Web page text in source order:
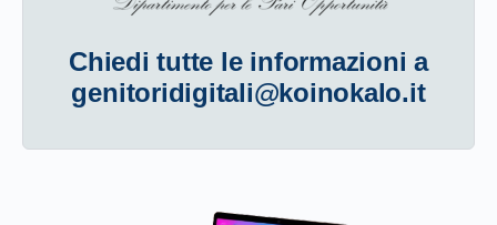
Chiedi tutte le informazioni a
genitoridigitali@koinokalo.it